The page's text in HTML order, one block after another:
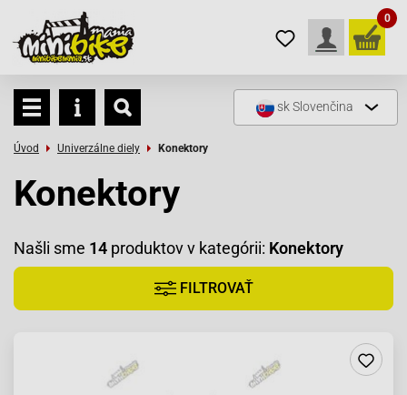
0
skSlovenčina
Úvod Univerzálne diely Konektory
Konektory
Našli sme 14 produktov v kategórii: Konektory
FILTROVAŤ